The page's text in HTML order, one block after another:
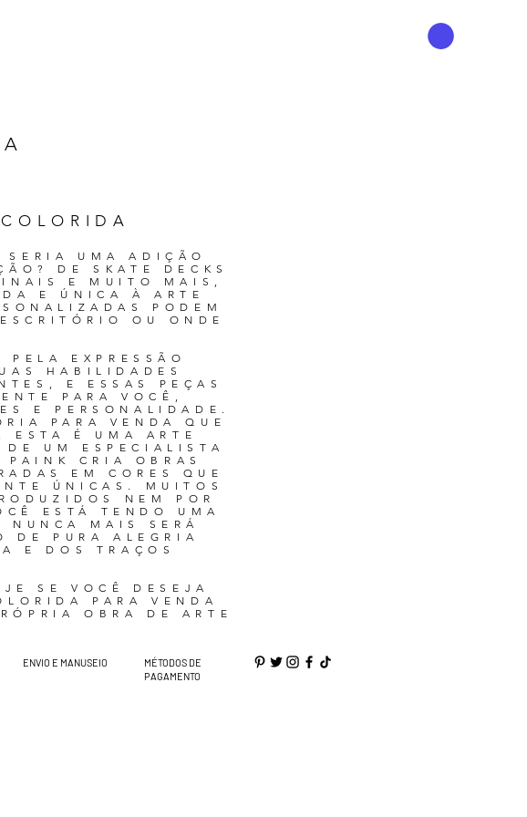
SERIA UMA ADIÇÃO
DE SKATE DECKS
E MUITO MAIS,
E ÚNICA À ARTE
PODEM
OU ONDE
EXPRESSÃO
HABILIDADES
E ESSAS PEÇAS
PARA VOCÊ,
E PERSONALIDADE.
PARA VENDA QUE
ESTA É UMA ARTE
UM ESPECIALISTA
CRIA OBRAS
EM CORES QUE
ÚNICAS. MUITOS
NEM POR
ESTÁ TENDO UMA
NUNCA MAIS SERÁ
DE PURA ALEGRIA
E DOS TRAÇOS
SE VOCÊ DESEJA
PARA VENDA
OBRA DE ARTE
ENVIO E MANUSEIO
MÉTODOS DE
PAGAMENTO